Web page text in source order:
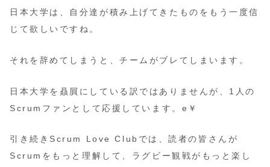
日本大学は、自分達が積み上げてきたものをもう一度信
じて欲しいですね。
それを辞めてしまうと、チームがブレてしまいます。
日本大学を贔屓にしている訳ではありませんが、1人の
Scrumファンとして応援しています。e￥
引き続きScrum Love Clubでは、読者の皆さんが
Scrumをもっと理解して、ラグビー観戦がもっと楽し